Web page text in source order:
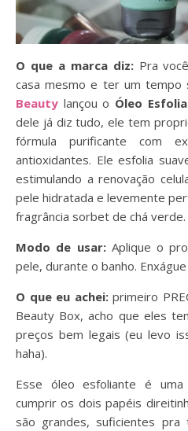
O que a marca diz:Pra
casa mesmo e ter um tempo
Beauty lançou o Óleo
dele já diz tudo, ele tem
fórmula purificante com
antioxidantes. Ele esfolia
estimulando a renovação
pele hidratada e levemente
fragrância sorbet de chá verde.
Modo de usar:Aplique o
pele, durante o banho.
O que eu achei:primeiro
Beauty Box, acho que eles
preços bem legais (eu levo
haha).
Esse óleo esfoliante é uma
cumprir os dois papéis
são grandes, suficientes